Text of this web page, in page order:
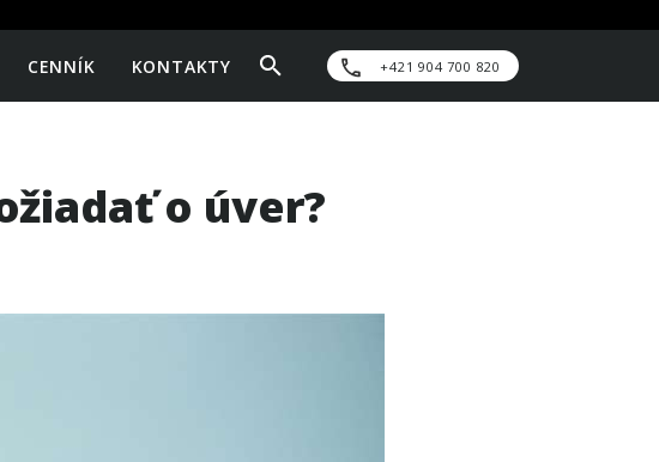
CENNÍK KONTAKTY +421 904 700 820
o úver?